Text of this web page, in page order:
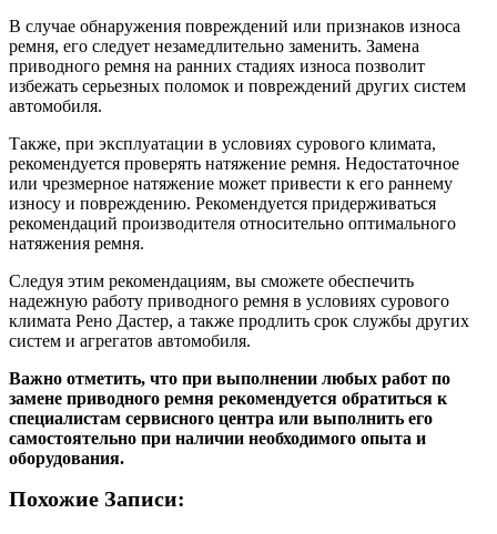
В случае обнаружения повреждений или признаков износа
ремня, его следует незамедлительно заменить. Замена
приводного ремня на ранних стадиях износа позволит
избежать серьезных поломок и повреждений других систем
автомобиля.
Также, при эксплуатации в условиях сурового климата,
рекомендуется проверять натяжение ремня. Недостаточное
или чрезмерное натяжение может привести к его раннему
износу и повреждению. Рекомендуется придерживаться
рекомендаций производителя относительно оптимального
натяжения ремня.
Следуя этим рекомендациям, вы сможете обеспечить
надежную работу приводного ремня в условиях сурового
климата Рено Дастер, а также продлить срок службы других
систем и агрегатов автомобиля.
Важно отметить, что при выполнении любых работ по
замене приводного ремня рекомендуется обратиться к
специалистам сервисного центра или выполнить его
самостоятельно при наличии необходимого опыта и
оборудования.
Похожие Записи: